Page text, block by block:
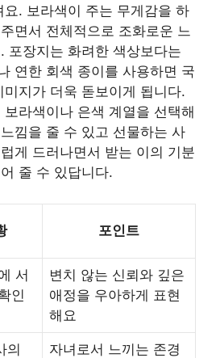
. 보라색이 주는 무게감을 하
면서 전체적으로 조화로운 느
포장지는 화려한 색상보다는
연한 회색 종이를 사용하면 국
지가 더욱 돋보이게 됩니다.
라색이나 은색 계열을 선택해
낌을 줄 수 있고 선물하는 사
게 드러나면서 받는 이의 기분
줄 수 있답니다.
포인트
서
인
변치 않는 신뢰와 깊은
애정을 우아하게 표현
해요
의
자녀로서 느끼는 존경